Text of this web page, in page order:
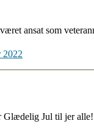
ansat som
2022
Glædelig Jul til jer